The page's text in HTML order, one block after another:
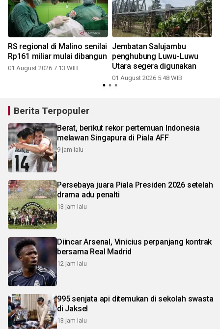
RS regional di Malino senilai
Rp161 miliar mulai dibangun
01 August 2026 7:13 WIB
Jembatan Salujambu
penghubung Luwu-Luwu
Utara segera digunakan
01 August 2026 5:48 WIB
Berita Terpopuler
Berat, berikut rekor pertemuan Indonesia
melawan Singapura di Piala AFF
9 jam lalu
Persebaya juara Piala Presiden 2026 setelah
drama adu penalti
13 jam lalu
Diincar Arsenal, Vinicius perpanjang kontrak
bersama Real Madrid
12 jam lalu
995 senjata api ditemukan di sekolah swasta
di Jaksel
13 jam lalu